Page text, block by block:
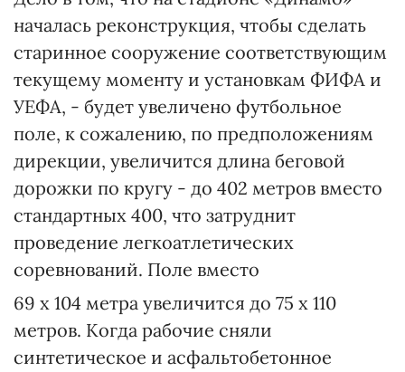
началась реконструкция, чтобы сделать
старинное сооружение соответствующим
текущему моменту и установкам ФИФА и
УЕФА, - будет увеличено футбольное
поле, к сожалению, по предположениям
дирекции, увеличится длина беговой
дорожки по кругу - до 402 метров вместо
стандартных 400, что затруднит
проведение легкоатлетических
соревнований. Поле вместо
69 х 104 метра увеличится до 75 х 110
метров. Когда рабочие сняли
синтетическое и асфальтобетонное